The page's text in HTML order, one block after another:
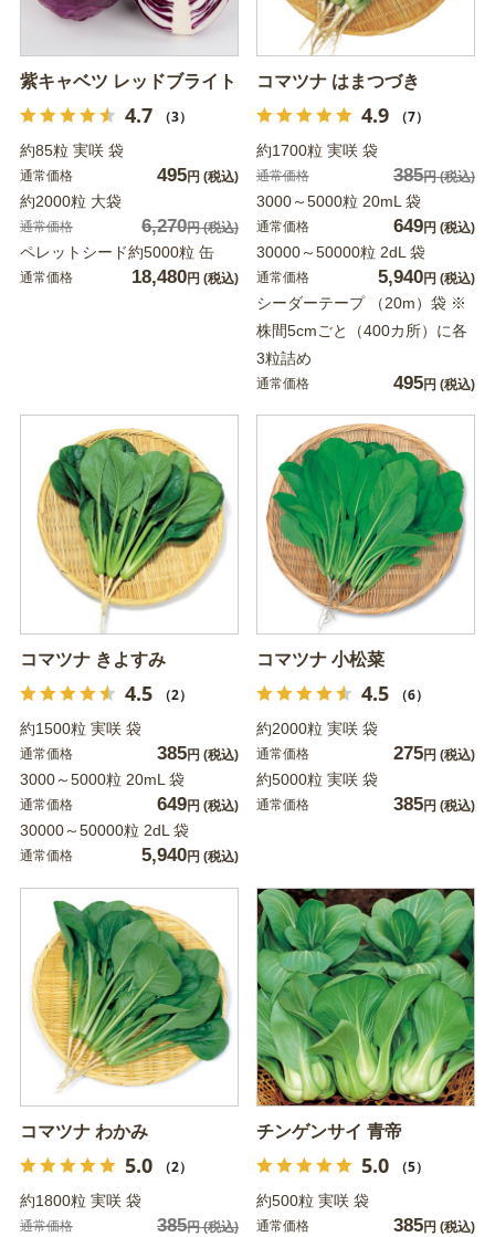
紫キャベツ レッドブライト
4.7 （3）
約85粒 実咲 袋
通常価格 495円 (税込)
約2000粒 大袋
通常価格 6,270円(税込)
ペレットシード約5000粒 缶
通常価格 18,480円 (税込)
コマツナ はまつづき
4.9 （7）
約1700粒 実咲 袋
通常価格 385円(税込)
3000～5000粒 20mL 袋
通常価格 649円 (税込)
30000～50000粒 2dL 袋
通常価格 5,940円 (税込)
シーダーテープ （20m）袋 ※
株間5cmごと（400カ所）に各
3粒詰め
通常価格 495円 (税込)
コマツナ きよすみ
4.5 （2）
約1500粒 実咲 袋
通常価格 385円 (税込)
3000～5000粒 20mL 袋
通常価格 649円 (税込)
30000～50000粒 2dL 袋
通常価格 5,940円 (税込)
コマツナ 小松菜
4.5 （6）
約2000粒 実咲 袋
通常価格 275円 (税込)
約5000粒 実咲 袋
通常価格 385円 (税込)
コマツナ わかみ
5.0 （2）
約1800粒 実咲 袋
通常価格 385円(税込)
チンゲンサイ 青帝
5.0 （5）
約500粒 実咲 袋
通常価格 385円 (税込)